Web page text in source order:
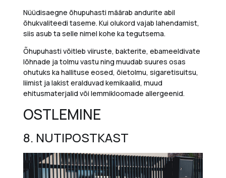
Nüüdisaegne õhupuhasti määrab andurite abil
õhukvaliteedi taseme. Kui olukord vajab lahendamist,
siis asub ta selle nimel kohe ka tegutsema.
Õhupuhasti võitleb viiruste, bakterite, ebameeldivate
lõhnade ja tolmu vastu ning muudab suures osas
ohutuks ka hallituse eosed, õietolmu, sigaretisuitsu,
liimist ja lakist eralduvad kemikaalid, muud
ehitusmaterjalid või lemmikloomade allergeenid.
OSTLEMINE
8. NUTIPOSTKAST